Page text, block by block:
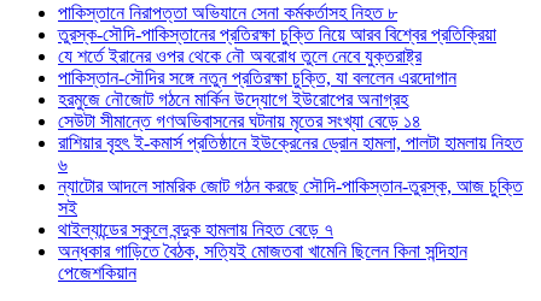
পাকিস্তানে নিরাপত্তা অভিযানে সেনা কর্মকর্তাসহ নিহত ৮
তুরস্ক-সৌদি-পাকিস্তানের প্রতিরক্ষা চুক্তি নিয়ে আরব বিশ্বের প্রতিক্রিয়া
যে শর্তে ইরানের ওপর থেকে নৌ অবরোধ তুলে নেবে যুক্তরাষ্ট্র
পাকিস্তান-সৌদির সঙ্গে নতুন প্রতিরক্ষা চুক্তি, যা বললেন এরদোগান
হরমুজে নৌজোট গঠনে মার্কিন উদ্যোগে ইউরোপের অনাগ্রহ
সেউটা সীমান্তে গণঅভিবাসনের ঘটনায় মৃতের সংখ্যা বেড়ে ১৪
রাশিয়ার বৃহৎ ই-কমার্স প্রতিষ্ঠানে ইউক্রেনের ড্রোন হামলা, পালটা হামলায় নিহত
৬
ন্যাটোর আদলে সামরিক জোট গঠন করছে সৌদি-পাকিস্তান-তুরস্ক, আজ চুক্তি
সই
থাইল্যান্ডের স্কুলে বন্দুক হামলায় নিহত বেড়ে ৭
অন্ধকার গাড়িতে বৈঠক, সত্যিই মোজতবা খামেনি ছিলেন কিনা সন্দিহান
পেজেশকিয়ান